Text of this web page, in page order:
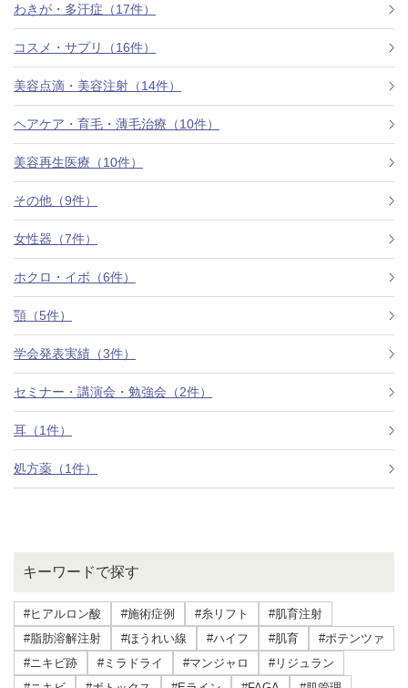
公式SNS
井畑 峰紀 医師
わきが・多汗症（17件）
コスメ・サプリ（16件）
美容点滴・美容注射（14件）
ヘアケア・育毛・薄毛治療（10件）
美容再生医療（10件）
その他（9件）
女性器（7件）
ホクロ・イボ（6件）
顎（5件）
学会発表実績（3件）
セミナー・講演会・勉強会（2件）
耳（1件）
処方薬（1件）
キーワードで探す
#ヒアルロン酸 #施術症例 #糸リフト
#肌育注射
#脂肪溶解注射
#ほうれい線 #ハイフ #肌育
#ポテンツァ
#ニキビ跡
#ミラドライ #マンジャロ
#リジュラン